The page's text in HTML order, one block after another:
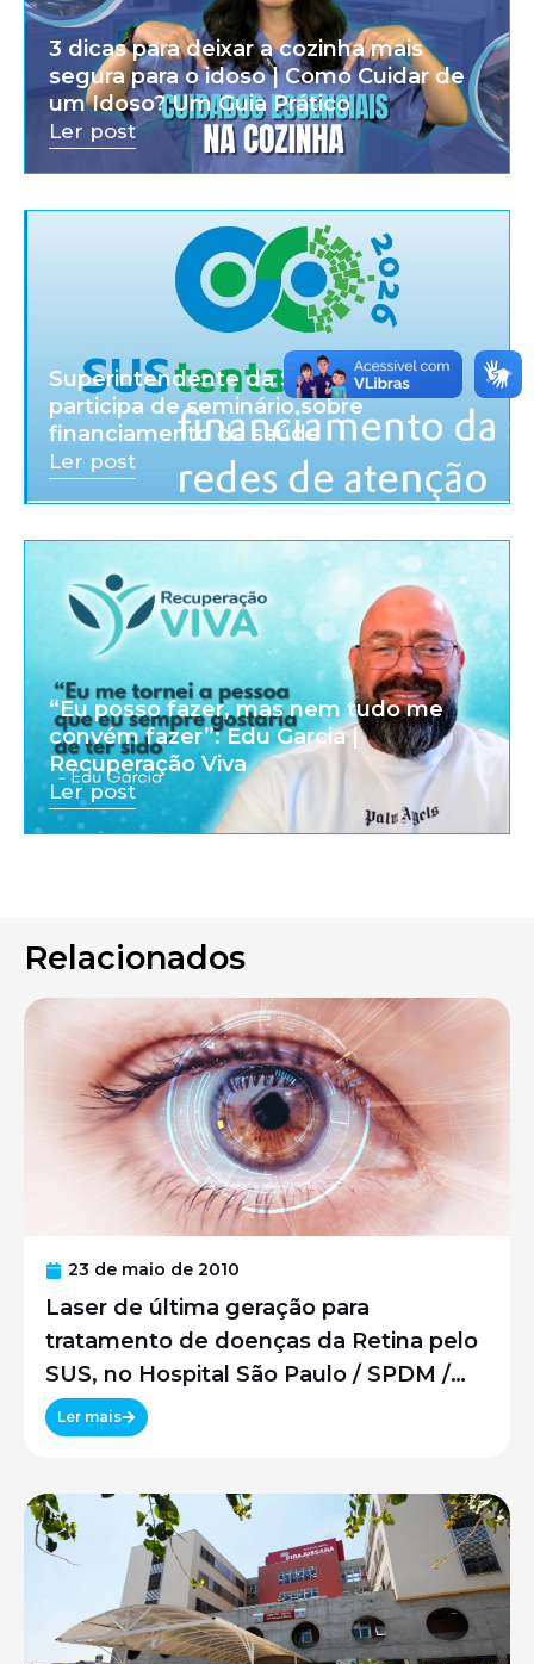
3 dicas para deixar a cozinha mais
segura para o idoso | Como Cuidar de
um Idoso? Um Guia Prático
Ler post
Superintendente da SPDM Afiliadas
participa de seminário sobre
financiamento da saúde
Ler post
“Eu posso fazer, mas nem tudo me
convém fazer”: Edu Garcia |
Recuperação Viva
Ler post
Relacionados
23 de maio de 2010
Laser de última geração para
tratamento de doenças da Retina pelo
SUS, no Hospital São Paulo / SPDM /
UNIFESP
Ler mais